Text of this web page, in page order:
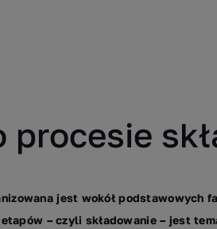
procesie
jest wokół podstawowych
– czyli składowanie – jest